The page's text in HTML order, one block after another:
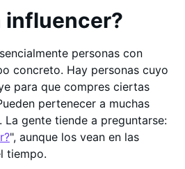
influencer?
personas con
concreto. Hay personas cuyo
para que compres ciertas
pertenecer a muchas
gente tiende a preguntarse:
", aunque los vean en las
tiempo.